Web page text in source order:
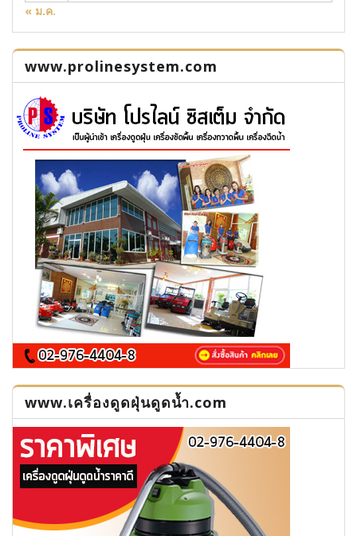
« ม.ค.
www.prolinesystem.com
www.เครื่องดูดฝุ่นดูดน้ำ.com